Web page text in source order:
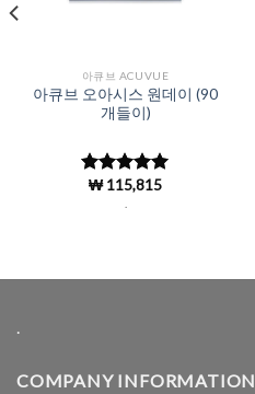
아큐브 ACUVUE
아큐브 오아시스 원데이 (90
개들이)
5 중에서
로 평
₩115,815
COMPANY INFORMATION